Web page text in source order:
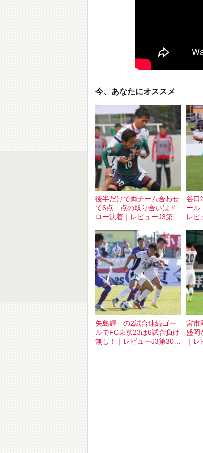
今、あなたにオススメ
後半だけで両チーム合わせ
て6点…点の取り合いはド
ロー決着｜レビューJ3第22
谷口
ール
レビ
矢島輝一の2試合連続ゴー
ルでFC東京23は6試合負け
無し！｜レビューJ3第30節
宮市
盛岡
｜